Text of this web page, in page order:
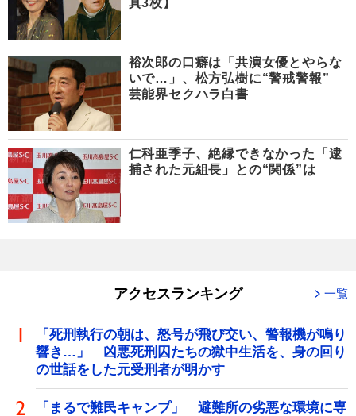
裕次郎の口癖は「共演女優とやらな
いで…」、松方弘樹に“警戒警報”
芸能界セクハラ白書
仁科亜季子、絶縁できなかった「逮
捕された元組長」との“関係”は
アクセスランキング 一覧
「死刑執行の朝は、怒号が飛び交い、警報機が鳴り
響き…」 凶悪死刑囚たちの獄中生活を、身の回り
の世話をした元受刑者が明かす
「まるで難民キャンプ」 避難所の劣悪な環境に専